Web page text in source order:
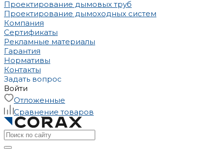
Проектирование дымовых труб
Проектирование дымоходных систем
Компания
Сертификаты
Рекламные материалы
Гарантия
Нормативы
Контакты
Задать вопрос
Войти
Отложенные
Сравнение товаров